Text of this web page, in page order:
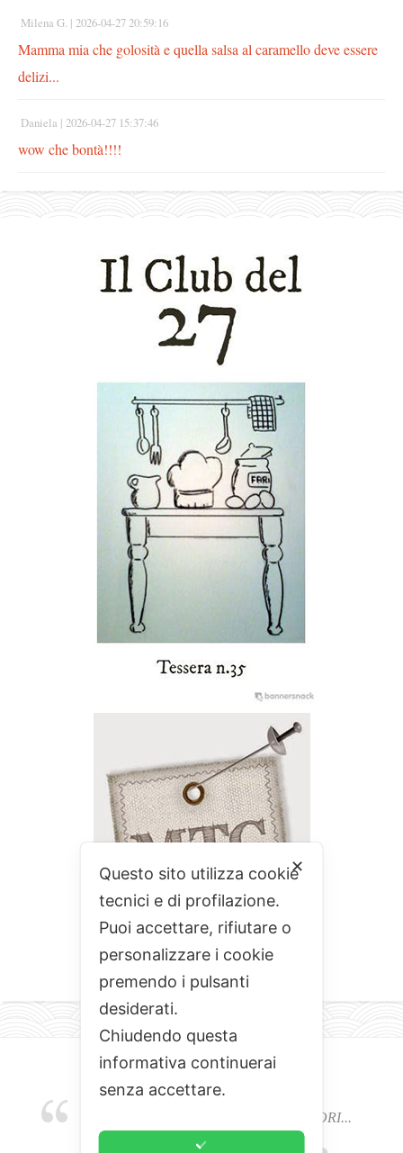
Milena G. | 2026-04-27 20:59:16
Mamma mia che golosità e quella salsa al caramello deve essere
delizi...
Daniela | 2026-04-27 15:37:46
wow che bontà!!!!
EMOZIONI, COLORI, ODORI E SAPORI...
L'ALCHIMIA DEL BUON CIBO
✕
Questo sito utilizza cookie
tecnici e di profilazione.
Puoi accettare, rifiutare o
personalizzare i cookie
premendo i pulsanti
desiderati.
Chiudendo questa
informativa continuerai
senza accettare.